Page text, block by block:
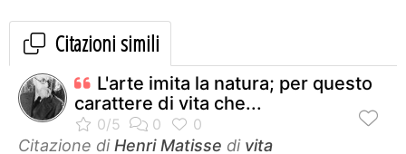
Citazioni simili
L'arte imita la natura; per questo
carattere di vita che...
Citazione diHenri Matisse di vita